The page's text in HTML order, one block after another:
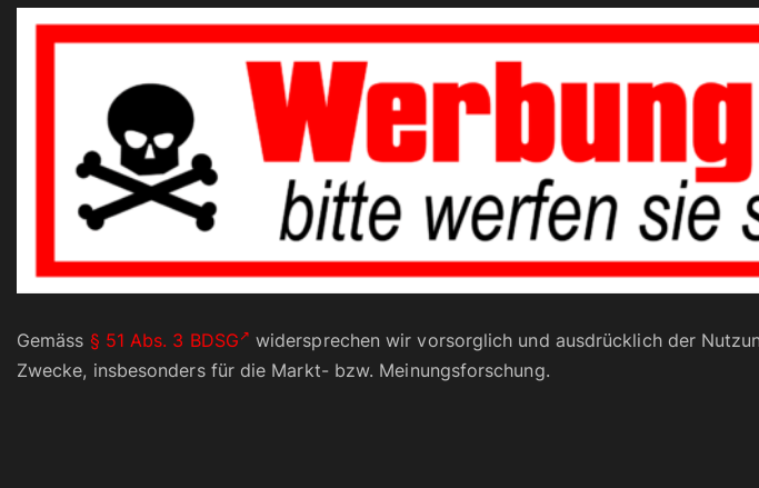
Gemäss § 51 Abs. 3 BDSG
widersprechen wir vorsorglich und ausdrücklich der
Zwecke, insbesonders für die Markt- bzw. Meinungsforschung.